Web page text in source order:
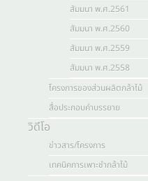
สัมมนา พ.ศ.2561
สัมมนา พ.ศ.2560
สัมมนา พ.ศ.2559
สัมมนา พ.ศ.2558
โครงการของส่วนผลิตกล้าไม้
สื่อประกอบคำบรรยาย
วิดีโอ
ข่าวสาร/โครงการ
เทคนิคการเพาะชำกล้าไม้